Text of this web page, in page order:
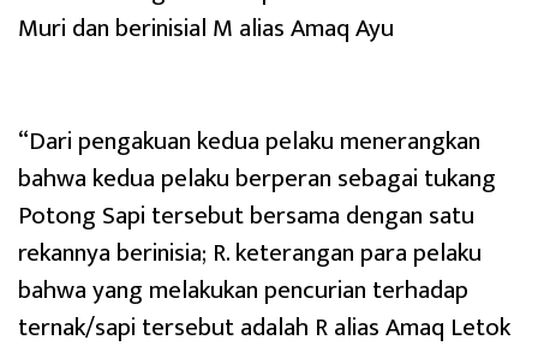
Muri dan berinisial M alias Amaq Ayu
“Dari pengakuan kedua pelaku menerangkan
bahwa kedua pelaku berperan sebagai tukang
Potong Sapi tersebut bersama dengan satu
rekannya berinisia; R. keterangan para pelaku
bahwa yang melakukan pencurian terhadap
ternak/sapi tersebut adalah R alias Amaq Letok